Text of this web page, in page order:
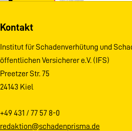
Kontakt
Institut für Schadenverhütung und
öffentlichen Versicherer e.V. (IFS)
Preetzer Str. 75
24143 Kiel
+49 431 / 77 57 8-0
redaktion@schadenprisma.de